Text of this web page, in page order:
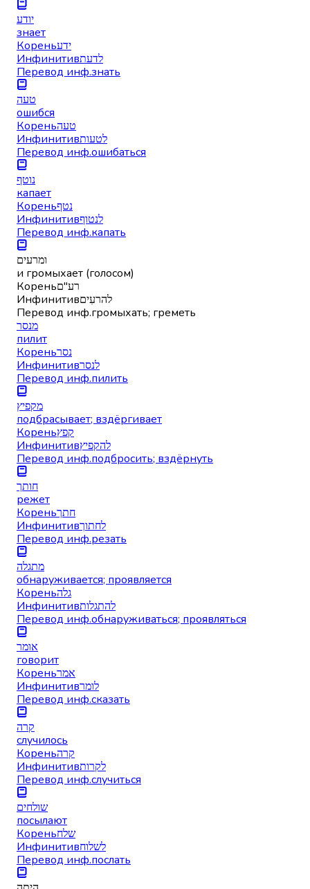
יודע
знает
Кореньידע
Инфинитивלדעת
Перевод инф.знать
טעה
ошибся
Кореньטעה
Инфинитивלטעות
Перевод инф.ошибаться
נוטף
капает
Кореньנטף
Инфинитивלנטוף
Перевод инф.капать
ומרעים
и громыхает (голосом)
Кореньרע"ם
Инфинитивלהרעִים
Перевод инф.громыхать; греметь
מנסר
пилит
Кореньנסר
Инфинитивלנסר
Перевод инф.пилить
מקפיץ
подбрасывает; вздёргивает
Кореньקפץ
Инфинитивלהקפיץ
Перевод инф.подбросить; вздёрнуть
חותך
режет
Кореньחתך
Инфинитивלחתוך
Перевод инф.резать
מתגלה
обнаруживается; проявляется
Кореньגלה
Инфинитивלהתגלות
Перевод инф.обнаруживаться; проявляться
אומר
говорит
Кореньאמר
Инфинитивלומר
Перевод инф.сказать
קרה
случилось
Кореньקרה
Инфинитивלקרות
Перевод инф.случиться
שולחים
посылают
Кореньשלח
Инфинитивלשלוח
Перевод инф.послать